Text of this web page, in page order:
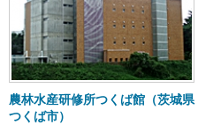
農林水産研修所つくば館（茨城県
つくば市）